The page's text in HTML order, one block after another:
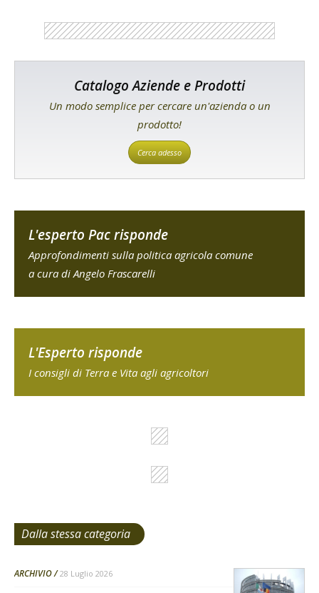
Catalogo Aziende e Prodotti
Un modo semplice per cercare un'azienda o un
prodotto!
Cerca adesso
L'esperto Pac risponde
Approfondimenti sulla politica agricola comune
a cura di Angelo Frascarelli
L'Esperto risponde
I consigli di Terra e Vita agli agricoltori
Dalla stessa categoria
ARCHIVIO 28 Luglio 2026